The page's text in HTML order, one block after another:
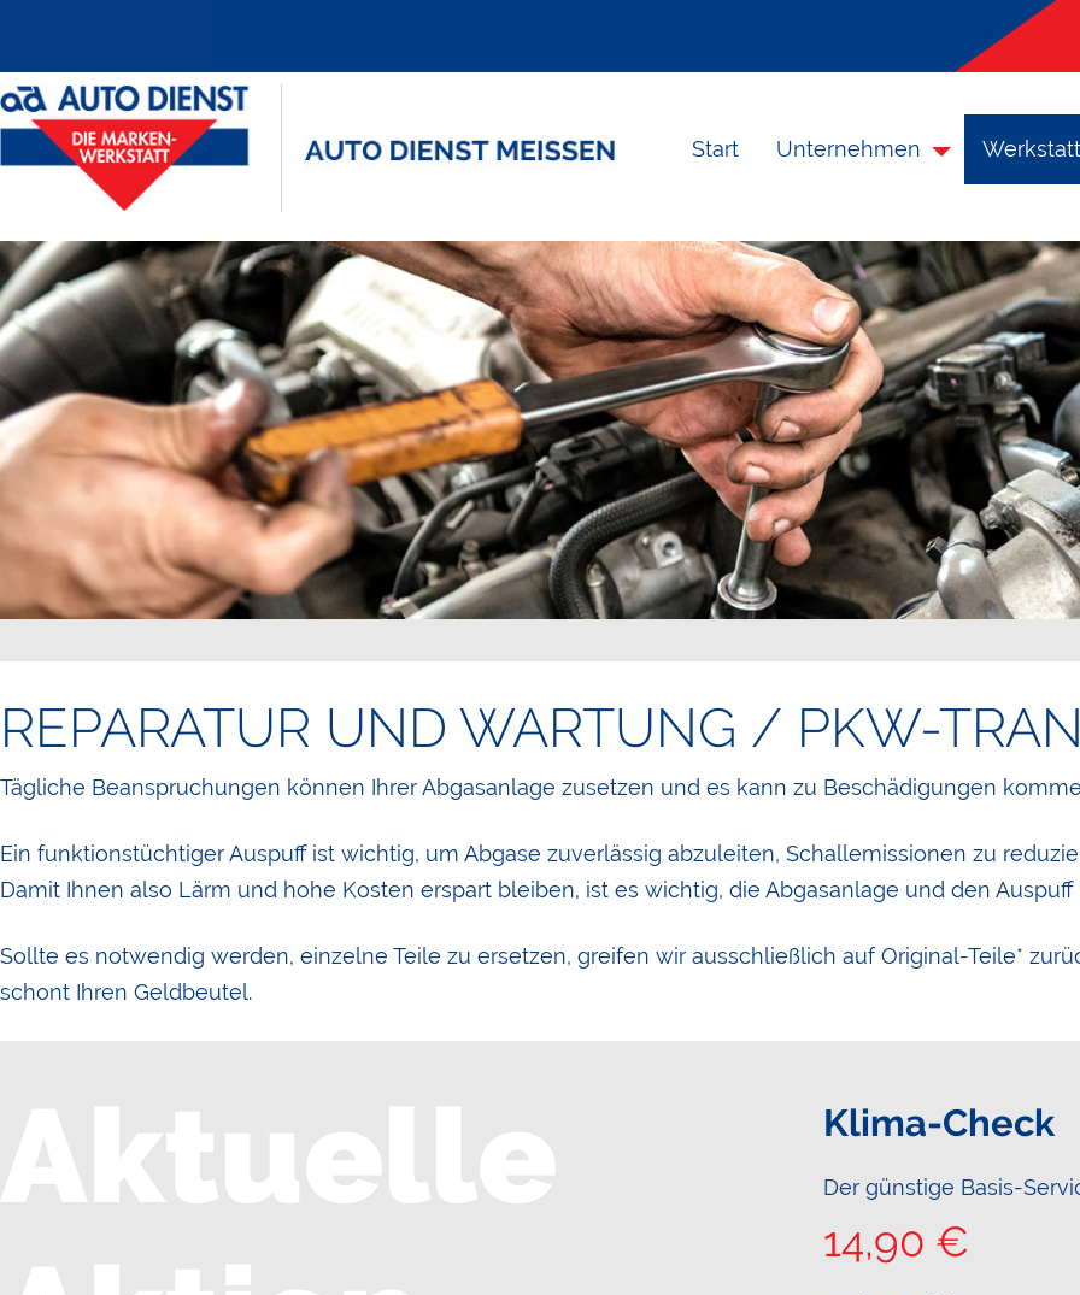
Start Unternehmen
REPARATUR UND WARTUNG / PKW-
Tägliche Beanspruchungen können Ihrer Abgasanlage zusetzen und es kann zu Beschädigungen
Ein funktionstüchtiger Auspuff ist wichtig, um Abgase zuverlässig abzuleiten, Schallemissionen zu
Damit Ihnen also Lärm und hohe Kosten erspart bleiben, ist es wichtig, die Abgasanlage und den
Sollte es notwendig werden, einzelne Teile zu ersetzen, greifen wir ausschließlich auf Original-Teile*
schont Ihren Geldbeutel.
Klima-Check
Der günstige Basis-
14,90 €